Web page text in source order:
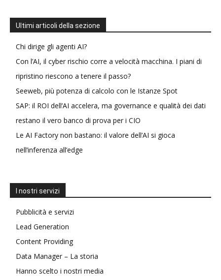
Ultimi articoli della sezione
Chi dirige gli agenti AI?
Con l’AI, il cyber rischio corre a velocità macchina. I piani di
ripristino riescono a tenere il passo?
Seeweb, più potenza di calcolo con le Istanze Spot
SAP: il ROI dell’AI accelera, ma governance e qualità dei dati
restano il vero banco di prova per i CIO
Le AI Factory non bastano: il valore dell’AI si gioca
nell’inferenza all’edge
I nostri servizi
Pubblicità e servizi
Lead Generation
Content Providing
Data Manager – La storia
Hanno scelto i nostri media